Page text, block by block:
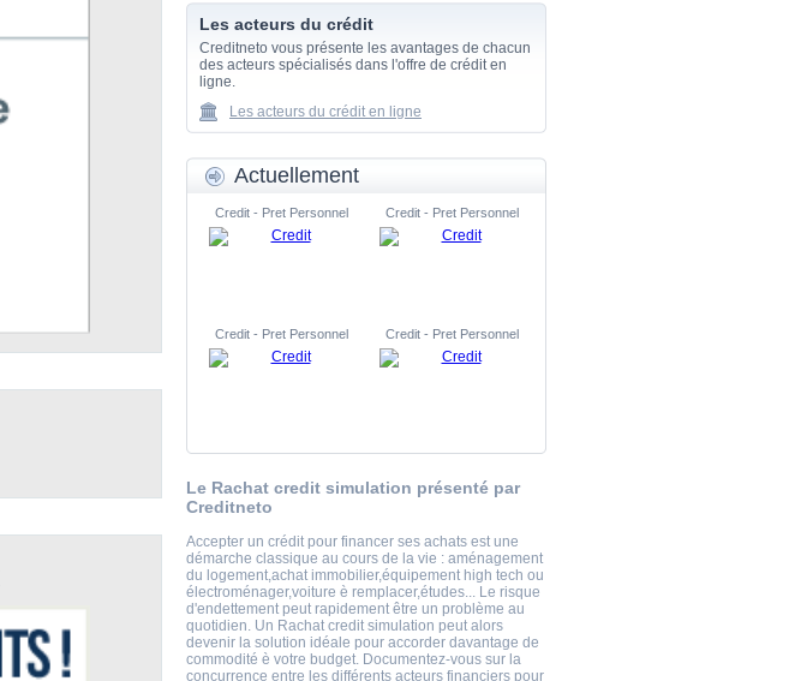
Les acteurs du crédit
Creditneto vous présente les avantages de chacun
des acteurs spécialisés dans l'offre de crédit en
ligne.
Les acteurs du crédit en ligne
Actuellement
Credit - Pret Personnel Credit - Pret Personnel
Credit - Pret Personnel Credit - Pret Personnel
Le Rachat credit simulation présenté par
Creditneto
Accepter un crédit pour financer ses achats est une
démarche classique au cours de la vie : aménagement
du logement,achat immobilier,équipement high tech ou
électroménager,voiture è remplacer,études... Le risque
d'endettement peut rapidement être un problème au
quotidien. Un Rachat credit simulation peut alors
devenir la solution idéale pour accorder davantage de
commodité è votre budget. Documentez-vous sur la
concurrence entre les différents acteurs financiers pour